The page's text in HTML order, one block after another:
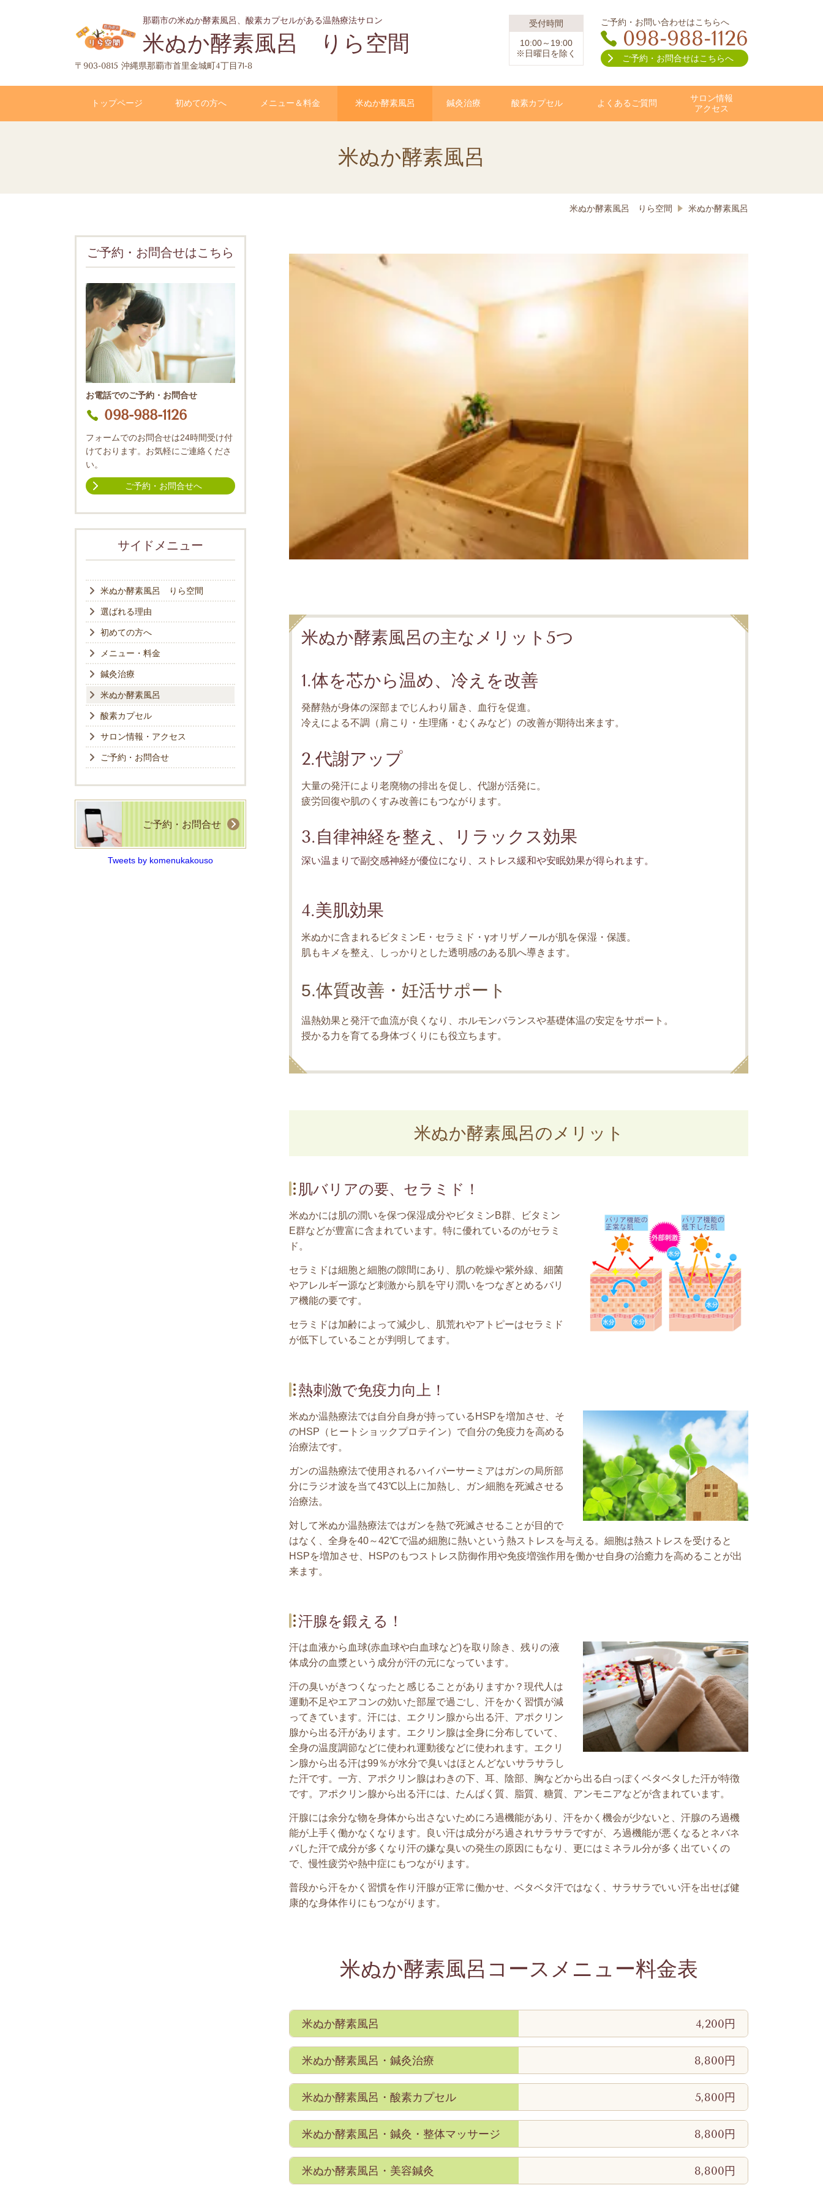
那覇市の米ぬか酵素風呂、酸素カプセルがある温熱療法サロン
米ぬか酵素風呂 りら空間
〒903-0815 沖縄県那覇市首里金城町4丁目71-8
受付時間
10:00～19:00
※日曜日を除く
ご予約・お問い合わせはこちらへ
098-988-1126
ご予約・お問合せはこちらへ
トップページ 初めての方へ メニュー＆料金 米ぬか酵素風呂 鍼灸治療 酸素カプセル よくあるご質問
サロン情報
アクセス
米ぬか酵素風呂
米ぬか酵素風呂 りら空間 米ぬか酵素風呂
米ぬか酵素風呂の主なメリット5つ
1.体を芯から温め、冷えを改善
発酵熱が身体の深部までじんわり届き、血行を促進。
冷えによる不調（肩こり・生理痛・むくみなど）の改善が期待出来ます。
2.代謝アップ
大量の発汗により老廃物の排出を促し、代謝が活発に。
疲労回復や肌のくすみ改善にもつながります。
3.自律神経を整え、リラックス効果
深い温まりで副交感神経が優位になり、ストレス緩和や安眠効果が得られます。
4.美肌効果
米ぬかに含まれるビタミンE・セラミド・γオリザノールが肌を保湿・保護。
肌もキメを整え、しっかりとした透明感のある肌へ導きます。
5.体質改善・妊活サポート
温熱効果と発汗で血流が良くなり、ホルモンバランスや基礎体温の安定をサポート。
授かる力を育てる身体づくりにも役立ちます。
米ぬか酵素風呂のメリット
肌バリアの要、セラミド！
米ぬかには肌の潤いを保つ保湿成分やビタミンB群、ビタミン
E群などが豊富に含まれています。特に優れているのがセラミ
ド。
セラミドは細胞と細胞の隙間にあり、肌の乾燥や紫外線、細菌
やアレルギー源など刺激から肌を守り潤いをつなぎとめるバリ
ア機能の要です。
セラミドは加齢によって減少し、肌荒れやアトピーはセラミド
が低下していることが判明してます。
熱刺激で免疫力向上！
米ぬか温熱療法では自分自身が持っているHSPを増加させ、そ
のHSP（ヒートショックプロテイン）で自分の免疫力を高める
治療法です。
ガンの温熱療法で使用されるハイパーサーミアはガンの局所部
分にラジオ波を当て43℃以上に加熱し、ガン細胞を死滅させる
治療法。
対して米ぬか温熱療法ではガンを熱で死滅させることが目的で
はなく、全身を40～42℃で温め細胞に熱いという熱ストレスを与える。細胞は熱ストレスを受けると
HSPを増加させ、HSPのもつストレス防御作用や免疫増強作用を働かせ自身の治癒力を高めることが出
来ます。
汗腺を鍛える！
汗は血液から血球(赤血球や白血球など)を取り除き、残りの液
体成分の血漿という成分が汗の元になっています。
汗の臭いがきつくなったと感じることがありますか？現代人は
運動不足やエアコンの効いた部屋で過ごし、汗をかく習慣が減
ってきています。汗には、エクリン腺から出る汗、アポクリン
腺から出る汗があります。エクリン腺は全身に分布していて、
全身の温度調節などに使われ運動後などに使われます。エクリ
ン腺から出る汗は99％が水分で臭いはほとんどないサラサラし
た汗です。一方、アポクリン腺はわきの下、耳、陰部、胸などから出る白っぽくベタベタした汗が特徴
です。アポクリン腺から出る汗には、たんぱく質、脂質、糖質、アンモニアなどが含まれています。
汗腺には余分な物を身体から出さないためにろ過機能があり、汗をかく機会が少ないと、汗腺のろ過機
能が上手く働かなくなります。良い汗は成分がろ過されサラサラですが、ろ過機能が悪くなるとネバネ
バした汗で成分が多くなり汗の嫌な臭いの発生の原因にもなり、更にはミネラル分が多く出ていくの
で、慢性疲労や熱中症にもつながります。
普段から汗をかく習慣を作り汗腺が正常に働かせ、ベタベタ汗ではなく、サラサラでいい汗を出せば健
康的な身体作りにもつながります。
米ぬか酵素風呂コースメニュー料金表
米ぬか酵素風呂 4,200円
米ぬか酵素風呂・鍼灸治療 8,800円
米ぬか酵素風呂・酸素カプセル 5,800円
米ぬか酵素風呂・鍼灸・整体マッサージ 8,800円
米ぬか酵素風呂・美容鍼灸 8,800円
ご予約・お問合せはこちら
お電話でのご予約・お問合せ
098-988-1126
フォームでのお問合せは24時間受け付
けております。お気軽にご連絡くださ
い。
ご予約・お問合せへ
サイドメニュー
米ぬか酵素風呂 りら空間
選ばれる理由
初めての方へ
メニュー・料金
鍼灸治療
米ぬか酵素風呂
酸素カプセル
サロン情報・アクセス
ご予約・お問合せ
ご予約・お問合せ
Tweets by komenukakouso